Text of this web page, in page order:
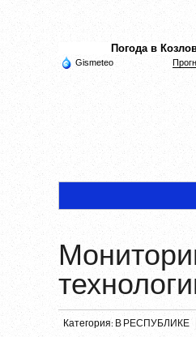
Погода в
Gismeteo
Категория: В РЕСПУБЛИКЕ